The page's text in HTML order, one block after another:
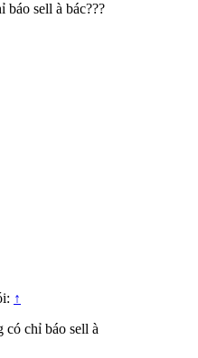
báo sell à bác???
↑
có chỉ báo sell à